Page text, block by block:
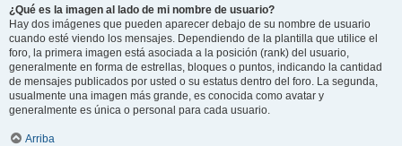
¿Qué es la imagen al lado de mi nombre de usuario?
Hay dos imágenes que pueden aparecer debajo de su nombre de usuario
cuando esté viendo los mensajes. Dependiendo de la plantilla que utilice el
foro, la primera imagen está asociada a la posición (rank) del usuario,
generalmente en forma de estrellas, bloques o puntos, indicando la cantidad
de mensajes publicados por usted o su estatus dentro del foro. La segunda,
usualmente una imagen más grande, es conocida como avatar y
generalmente es única o personal para cada usuario.
Arriba